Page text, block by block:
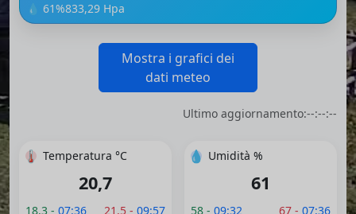
💧 61%833,29 Hpa
Mostra i grafici dei
dati meteo
Ultimo aggiornamento:--:--:--
🌡️ Temperatura °C
20,7
18.3 - 07:36 21.5 - 09:57
💧 Umidità %
61
58 - 09:32 67 - 07:36